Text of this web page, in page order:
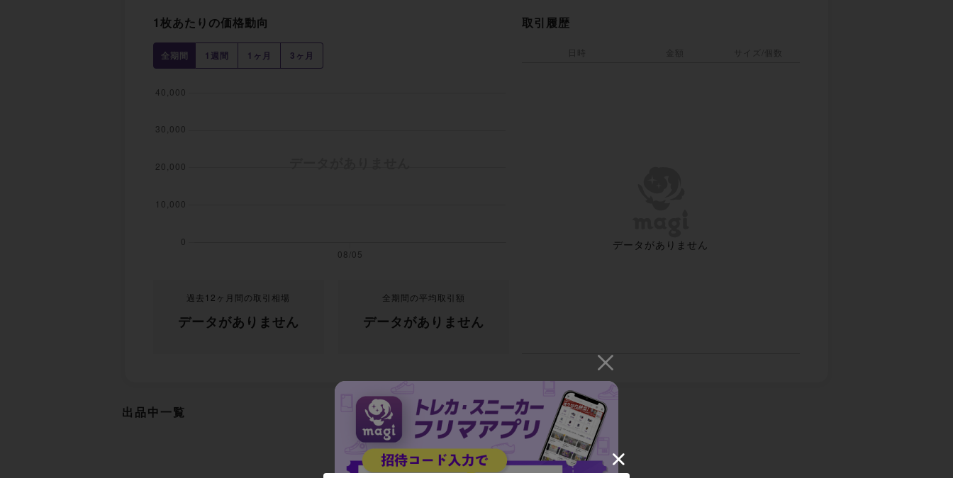
1枚あたりの価格動向
全期間 1週間 1ヶ月 3ヶ月
過去12ヶ月間の取引相場
データがありません
全期間の平均取引額
データがありません
取引履歴
日時 金額 サイズ/個数
データがありません
出品中一覧
出品がありません